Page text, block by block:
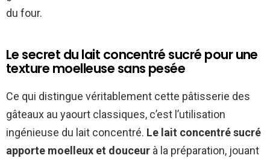
du four.
Le secret du lait concentré sucré pour une
texture moelleuse sans pesée
Ce qui distingue véritablement cette pâtisserie des
gâteaux au yaourt classiques, c’est l’utilisation
ingénieuse du lait concentré. Le lait concentré sucré
apporte moelleux et douceur à la préparation, jouant